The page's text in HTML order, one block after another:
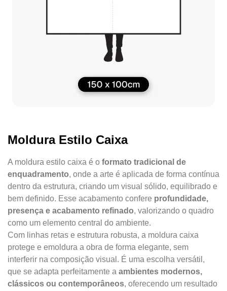
Moldura Estilo Caixa
A moldura estilo caixa é o formato tradicional de
enquadramento, onde a arte é aplicada de forma contínua
dentro da estrutura, criando um visual sólido, equilibrado e
bem definido. Esse acabamento confere profundidade,
presença e acabamento refinado, valorizando o quadro
como um elemento central do ambiente.
Com linhas retas e estrutura robusta, a moldura caixa
protege e emoldura a obra de forma elegante, sem
interferir na composição visual. É uma escolha versátil,
que se adapta perfeitamente a ambientes modernos,
clássicos ou contemporâneos, oferecendo um resultado